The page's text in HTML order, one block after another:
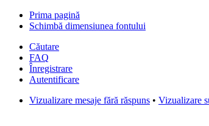
Prima pagină
Schimbă dimensiunea fontului
Căutare
FAQ
Înregistrare
Autentificare
Vizualizare mesaje fără răspuns • Vizualizare
ultimul raspuns:DPS